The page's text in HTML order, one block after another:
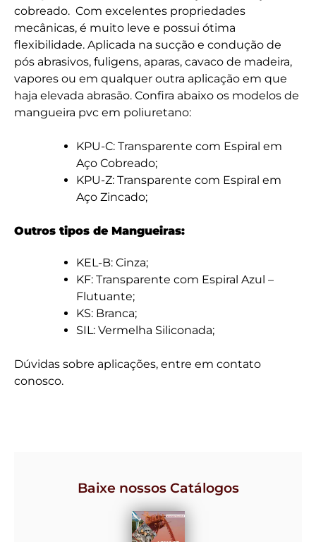
cobreado. Com excelentes propriedades
mecânicas, é muito leve e possui ótima
flexibilidade. Aplicada na sucção e condução de
pós abrasivos, fuligens, aparas, cavaco de madeira,
vapores ou em qualquer outra aplicação em que
haja elevada abrasão. Confira abaixo os modelos de
mangueira pvc em poliuretano:
KPU-C: Transparente com Espiral em
Aço Cobreado;
KPU-Z: Transparente com Espiral em
Aço Zincado;
Outros tipos de Mangueiras:
KEL-B: Cinza;
KF: Transparente com Espiral Azul –
Flutuante;
KS: Branca;
SIL: Vermelha Siliconada;
Dúvidas sobre aplicações, entre em contato
conosco.
Baixe nossos Catálogos